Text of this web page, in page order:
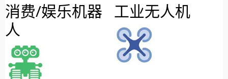
消费/娱乐机器
人
工业无人机